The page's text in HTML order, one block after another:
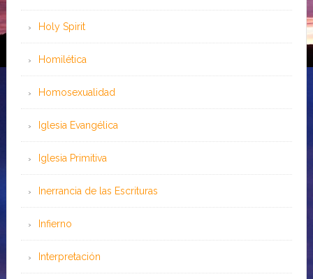
Holy Spirit
Homilética
Homosexualidad
Iglesia Evangélica
Iglesia Primitiva
Inerrancia de las Escrituras
Infierno
Interpretación